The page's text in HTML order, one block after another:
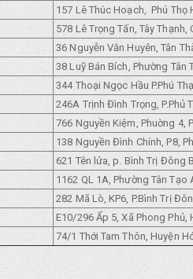
157 Lê Thúc Hoạch, Phú Thọ
578 Lê Trọng Tấn, Tây Thạnh,
36 Nguyễn Văn Huyên, Tân
38 Luỹ Bán Bích, Phường Tân
344 Thoại Ngọc Hầu P.Phú
246A Trịnh Đình Trọng, P.Phủ
766 Nguyền Kiệm, Phuờng 4,
138 Nguyền Đình Chính, P8,
621 Tên lửa, p. Bình Trị Đông
1162 QL 1A, Phường Tân Tạo
282 Mã Lò, KP6, P.Bình Trị
E10/296 Ẩp 5, Xã Phong Phủ,
74/1 Thới Tam Thôn, Huyện